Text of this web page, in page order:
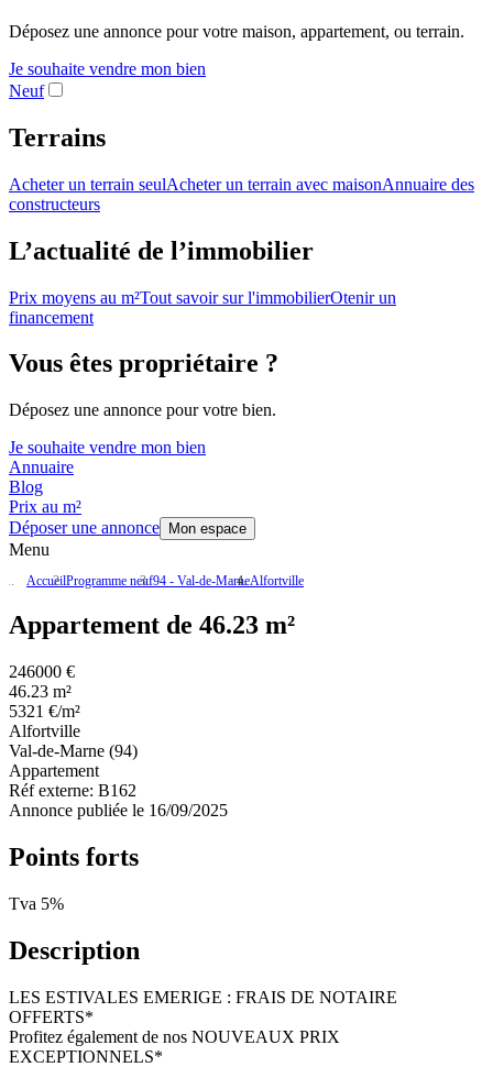
Déposez une annonce pour votre maison, appartement, ou terrain.
Je souhaite vendre mon bien
Neuf
Terrains
Acheter un terrain seulAcheter un terrain avec maisonAnnuaire des
constructeurs
L’actualité de l’immobilier
Prix moyens au m²Tout savoir sur l'immobilierOtenir un
financement
Vous êtes propriétaire ?
Déposez une annonce pour votre bien.
Je souhaite vendre mon bien
Annuaire
Blog
Prix au m²
Déposer une annonce
Mon espace
Menu
AccueilProgramme neuf94 - Val-de-MarneAlfortville
Appartement de 46.23 m²
246000 €
46.23 m²
5321 €/m²
Alfortville
Val-de-Marne (94)
Appartement
Réf externe: B162
Annonce publiée le 16/09/2025
Points forts
Tva 5%
Description
LES ESTIVALES EMERIGE : FRAIS DE NOTAIRE
OFFERTS*
Profitez également de nos NOUVEAUX PRIX
EXCEPTIONNELS*